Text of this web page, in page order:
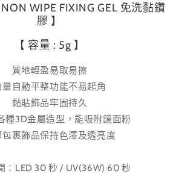
NON WIPE FIXING GEL 免洗黏鑽
膠 】
【 容量 : 5g 】
質地輕盈易取易擦
量自動平整功能不易起角
黏貼飾品牢固持久
種3D金屬造型，能吸附鏡面粉
包裹飾品保持色澤及透亮度
：LED 30 秒 / UV(36W) 60 秒